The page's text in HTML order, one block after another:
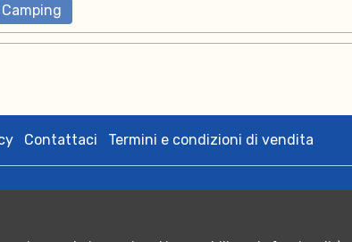
Camping
Contattaci Termini e condizioni di vendita
CCIAA di Lecce n. 05108640755 - Numero REA: LE -